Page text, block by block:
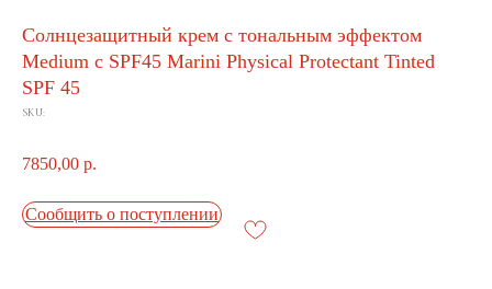
Солнцезащитный крем с тональным эффектом
Medium c SPF45 Marini Physical Protectant Tinted
SPF 45
SKU:
7850,00 р.
Сообщить о поступлении